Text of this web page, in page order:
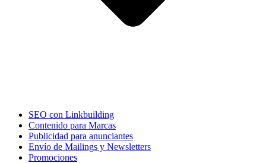
SEO con Linkbuilding
Contenido para Marcas
Publicidad para anunciantes
Envío de Mailings y Newsletters
Promociones